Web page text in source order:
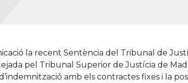
la recent Sentència del Tribunal de
pel Tribunal Superior de Justícia de
amb els contractes fixes i la